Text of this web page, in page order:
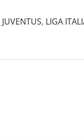
JUVENTUS, LIGA